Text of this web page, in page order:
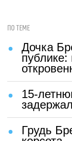
ПО ТЕМЕ
Дочка
публике:
15-
Грудь